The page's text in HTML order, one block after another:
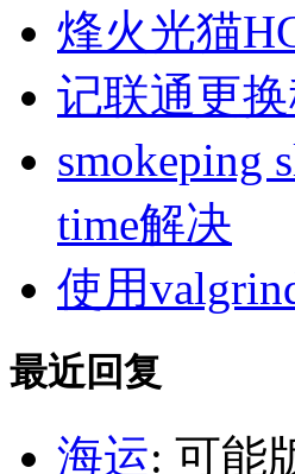
烽火光猫
记联通更
smokeping
time解决
使用
最近回复
海运: 可能